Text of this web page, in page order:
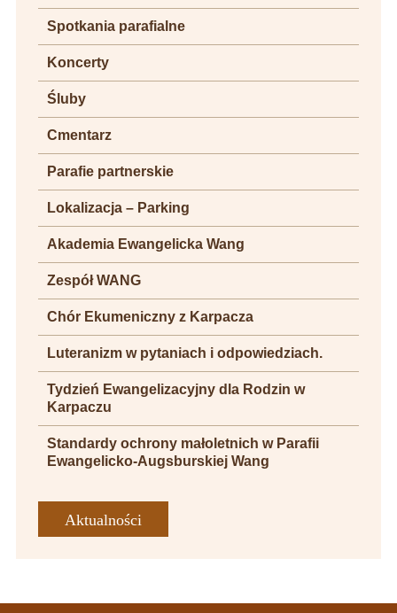
Spotkania parafialne
Koncerty
Śluby
Cmentarz
Parafie partnerskie
Lokalizacja – Parking
Akademia Ewangelicka Wang
Zespół WANG
Chór Ekumeniczny z Karpacza
Luteranizm w pytaniach i odpowiedziach.
Tydzień Ewangelizacyjny dla Rodzin w
Karpaczu
Standardy ochrony małoletnich w Parafii
Ewangelicko-Augsburskiej Wang
Aktualności